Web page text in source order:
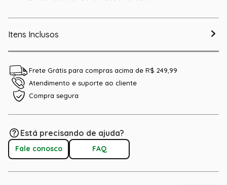
Itens Inclusos
Frete Grátis para compras acima de R$ 249,99
Atendimento e suporte ao cliente
Compra segura
Está precisando de ajuda?
Fale conosco FAQ